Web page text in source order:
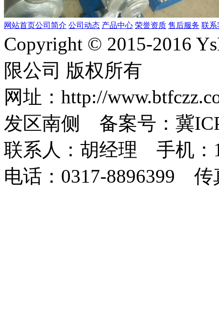
网站首页公司简介 公司动态 产品中心 荣誉资质 售后服务 联系
Copyright © 2015-2016
限公司 版权所有
网址：http://
发区南侧 备案号：冀
联系人：胡经理 手机
电话：0317-8896399